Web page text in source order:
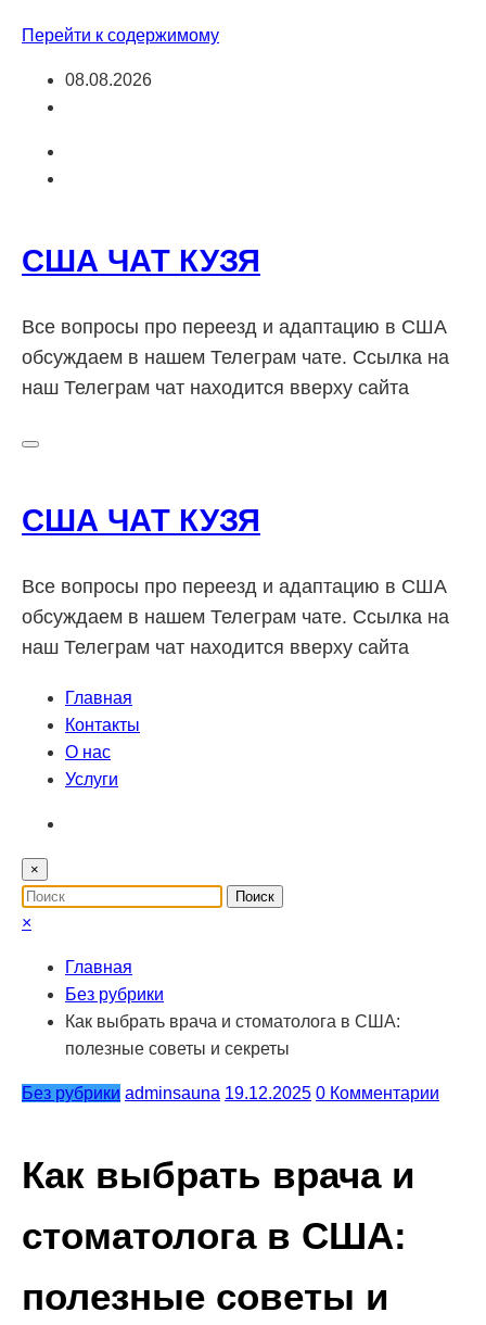
Перейти к содержимому
08.08.2026
США ЧАТ КУЗЯ
Все вопросы про переезд и адаптацию в США
обсуждаем в нашем Телеграм чате. Ссылка на
наш Телеграм чат находится вверху сайта
США ЧАТ КУЗЯ
Все вопросы про переезд и адаптацию в США
обсуждаем в нашем Телеграм чате. Ссылка на
наш Телеграм чат находится вверху сайта
Главная
Контакты
О нас
Услуги
×
×
Главная
Без рубрики
Как выбрать врача и стоматолога в США:
полезные советы и секреты
Без рубрики adminsauna 19.12.2025 0 Комментарии
Как выбрать врача и
стоматолога в США:
полезные советы и